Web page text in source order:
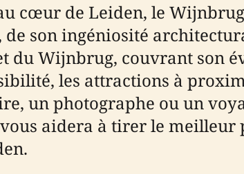
cœur de Leiden, le
son ingéniosité
du Wijnbrug, couvrant son
les attractions à
un photographe ou un
aidera à tirer le meilleur